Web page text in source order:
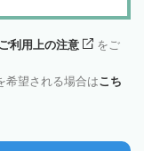
利用上の注意
をご
希望される場合はこち